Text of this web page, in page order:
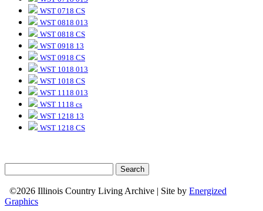
WST 0718 CS
WST 0818 013
WST 0818 CS
WST 0918 13
WST 0918 CS
WST 1018 013
WST 1018 CS
WST 1118 013
WST 1118 cs
WST 1218 13
WST 1218 CS
©2026 Illinois Country Living Archive | Site by Energized
Graphics